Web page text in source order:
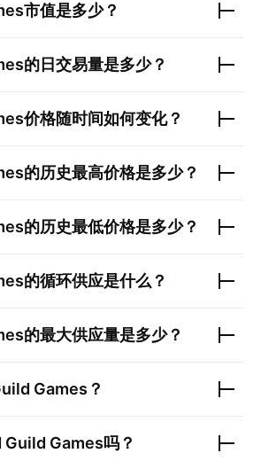
市值是多少？
的日交易量是多少？
价格随时间如何变化？
的历史最高价格是多少？
的历史最低价格是多少？
的循环供应是什么？
的最大供应量是多少？
Games ？
Guild Games吗？